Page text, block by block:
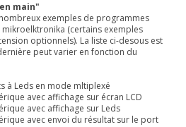
main"
exemples de programmes
(certains exemples
optionnels). La liste ci-desous est
peut varier en fonction du
à Leds en mode mltiplexé
avec affichage sur écran LCD
avec affichage sur Leds
avec envoi du résultat sur le port